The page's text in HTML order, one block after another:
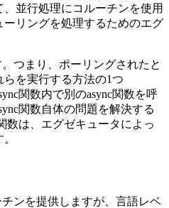
並行処理にコルーチンを使用
リングを処理するためのエグ
つまり、ポーリングされたと
を実行する方法の1つ
関数内で別のasync関数を呼
関数自体の問題を解決する
数は、エグゼキュータによっ
ンを提供しますが、言語レベ